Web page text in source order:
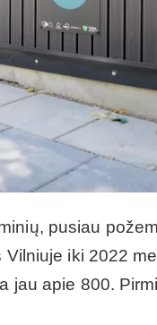
pusiau
iki 2022
jau apie 800.